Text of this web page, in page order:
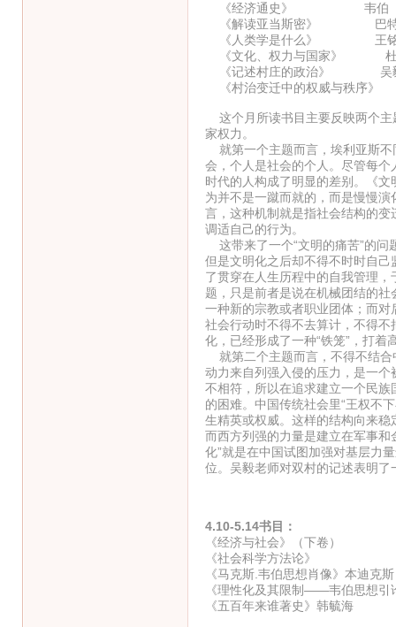
《经济通史》 韦伯
《解读亚当斯密》 巴
《人类学是什么》 王
《文化、权力与国家》 杜
《记述村庄的政治》 吴
《村治变迁中的权威与秩序
这个月所读书目主要反映两个主
家权力。
就第一个主题而言，埃利亚斯不
会，个人是社会的个人。尽管每
时代的人构成了明显的差别。《
为并不是一蹴而就的，而是慢慢
言，这种机制就是指社会结构的
调适自己的行为。
这带来了一个“文明的痛苦”的问
但是文明化之后却不得不时时自己
了贯穿在人生历程中的自我管理
题，只是前者是说在机械团结的
一种新的宗教或者职业团体；而
社会行动时不得不去算计，不得
化，已经形成了一种“铁笼”，打
就第二个主题而言，不得不结合
动力来自列强入侵的压力，是一
不相符，所以在追求建立一个民
的困难。中国传统社会里“王权不
生精英或权威。这样的结构向来
而西方列强的力量是建立在军事
化”就是在中国试图加强对基层力
位。吴毅老师对双村的记述表明
4.10-5.14书目：
《经济与社会》（下卷）
《社会科学方法论》
《马克斯.韦伯思想肖像》本迪克斯
《理性化及其限制——韦伯思想引
《五百年来谁著史》韩毓海